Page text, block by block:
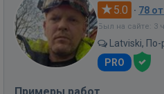
5.0 · 78
Был на сайте: 3
Latviski, По-
PRO